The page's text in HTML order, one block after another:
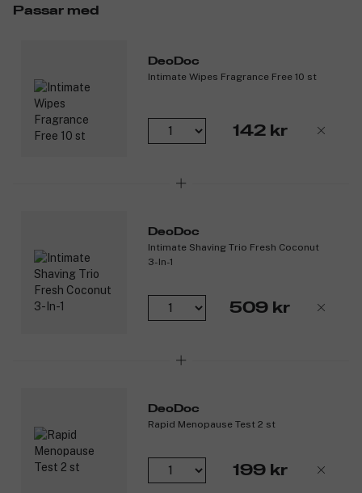
Produktnummer:
Passar med
DeoDoc
Intimate Wipes Fragrance Free 10 st
142 kr
DeoDoc
Intimate Shaving Trio Fresh Coconut
3-In-1
509 kr
DeoDoc
Rapid Menopause Test 2 st
199 kr